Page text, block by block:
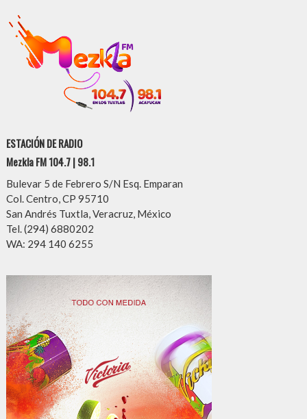
ESTACIÓN DE RADIO
Mezkla FM 104.7 | 98.1
Bulevar 5 de Febrero S/N Esq. Emparan
Col. Centro, CP 95710
San Andrés Tuxtla, Veracruz, México
Tel. (294) 6880202
WA: 294 140 6255